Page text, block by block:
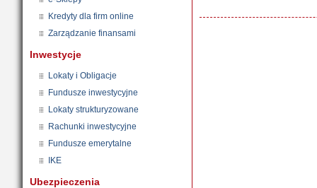
Kredyty dla firm online
Zarządzanie finansami
Inwestycje
Lokaty i Obligacje
Fundusze inwestycyjne
Lokaty strukturyzowane
Rachunki inwestycyjne
Fundusze emerytalne
IKE
Ubezpieczenia